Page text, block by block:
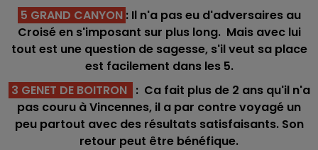
5 GRAND CANYON : Il n'a pas eu d'adversaires au
Croisé en s'imposant sur plus long. Mais avec lui
tout est une question de sagesse, s'il veut sa place
est facilement dans les 5.
3 GENET DE BOITRON : Ca fait plus de 2 ans qu'il n'a
pas couru à Vincennes, il a par contre voyagé un
peu partout avec des résultats satisfaisants. Son
retour peut être bénéfique.